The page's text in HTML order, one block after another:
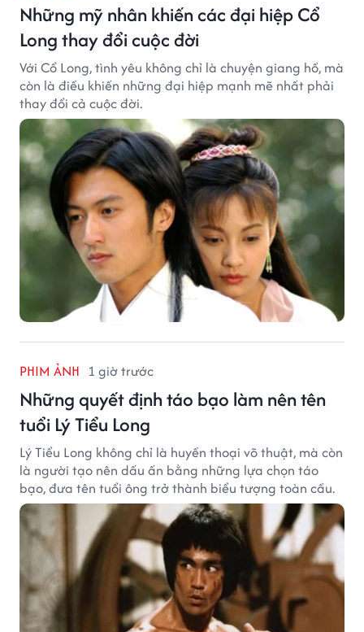
Những mỹ nhân khiến các đại hiệp Cổ
Long thay đổi cuộc đời
Với Cổ Long, tình yêu không chỉ là chuyện giang hồ, mà
còn là điều khiến những đại hiệp mạnh mẽ nhất phải
thay đổi cả cuộc đời.
PHIM ẢNH 1 giờ trước
Những quyết định táo bạo làm nên tên
tuổi Lý Tiểu Long
Lý Tiểu Long không chỉ là huyền thoại võ thuật, mà còn
là người tạo nên dấu ấn bằng những lựa chọn táo
bạo, đưa tên tuổi ông trở thành biểu tượng toàn cầu.